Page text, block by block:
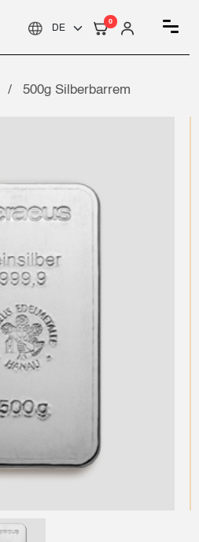
0
500g Silberbarrem